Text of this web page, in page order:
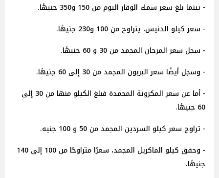
- بينما بلغ سعر سمك الوقار اليوم من 150 و350 جنيهًا.
- سعر كيلو الدنيس، يتراوح من 100 و230 جنيهًا.
- سجل سعر المرجان المجمد من 30 و 60 جنيهًا.
- وسجل أيضًا سعر البربون المجمد من 30 إلى 60 جنيهًا.
- أما عن سعر المكرونة المجمدة فبلغ الكيلو منها من 30 إلى
60 جنيهًا.
- تراوح سعر كيلو السردين المجمد من 50 و 100 جنيه.
- وحقق كيلو الماكريل المجمد، سعرًا متراوحًا من 100 إلى 140
جنيهًا.